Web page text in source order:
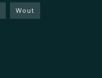
Wout